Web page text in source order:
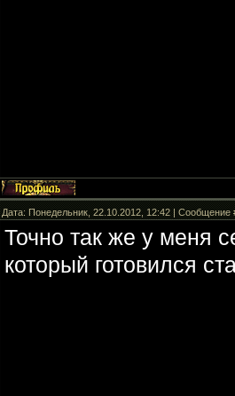
Дата: Понедельник, 22.10.2012, 12:42 | Сообщение
Точно так же у меня
который готовился